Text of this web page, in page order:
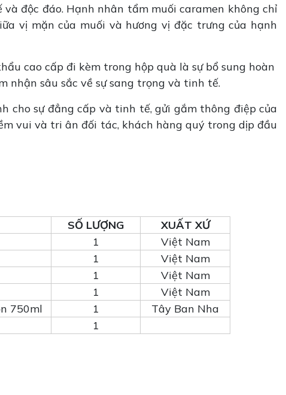
độc đáo. Hạnh nhân tẩm muối caramen không chỉ
vị mặn của muối và hương vị đặc trưng của hạnh
cao cấp đi kèm trong hộp quà là sự bổ sung hoàn
nhận sâu sắc về sự sang trọng và tinh tế.
cho sự đẳng cấp và tinh tế, gửi gắm thông điệp của
vui và tri ân đối tác, khách hàng quý trong dịp đầu
SỐ LƯỢNG
XUẤT XỨ
1
Việt Nam
1
Việt Nam
1
Việt Nam
1
Việt Nam
750ml 1
Tây Ban Nha
1